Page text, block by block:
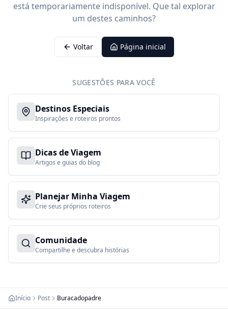
está temporariamente indisponível. Que tal explorar
um destes caminhos?
Voltar Página inicial
SUGESTÕES PARA VOCÊ
Destinos Especiais
Inspirações e roteiros prontos
Dicas de Viagem
Artigos e guias do blog
Planejar Minha Viagem
Crie seus próprios roteiros
Comunidade
Compartilhe e descubra histórias
Início Post Buracadopadre